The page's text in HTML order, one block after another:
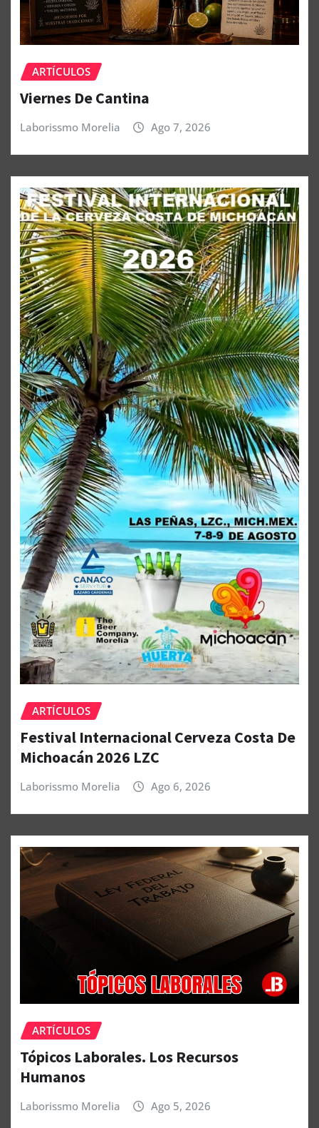
ARTÍCULOS
Viernes De Cantina
Laborissmo Morelia Ago 7, 2026
ARTÍCULOS
Festival Internacional Cerveza Costa De
Michoacán 2026 LZC
Laborissmo Morelia Ago 6, 2026
ARTÍCULOS
Tópicos Laborales. Los Recursos
Humanos
Laborissmo Morelia Ago 5, 2026